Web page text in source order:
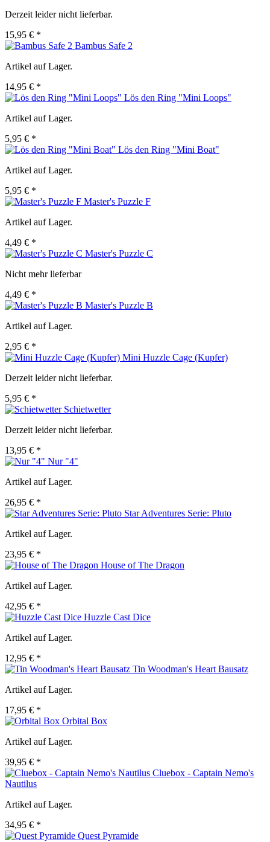
Derzeit leider nicht lieferbar.
15,95 € *
Bambus Safe 2
Artikel auf Lager.
14,95 € *
Lös den Ring "Mini Loops"
Artikel auf Lager.
5,95 € *
Lös den Ring "Mini Boat"
Artikel auf Lager.
5,95 € *
Master's Puzzle F
Artikel auf Lager.
4,49 € *
Master's Puzzle C
Nicht mehr lieferbar
4,49 € *
Master's Puzzle B
Artikel auf Lager.
2,95 € *
Mini Huzzle Cage (Kupfer)
Derzeit leider nicht lieferbar.
5,95 € *
Schietwetter
Derzeit leider nicht lieferbar.
13,95 € *
Nur "4"
Artikel auf Lager.
26,95 € *
Star Adventures Serie: Pluto
Artikel auf Lager.
23,95 € *
House of The Dragon
Artikel auf Lager.
42,95 € *
Huzzle Cast Dice
Artikel auf Lager.
12,95 € *
Tin Woodman's Heart Bausatz
Artikel auf Lager.
17,95 € *
Orbital Box
Artikel auf Lager.
39,95 € *
Cluebox - Captain Nemo's
Nautilus
Artikel auf Lager.
34,95 € *
Quest Pyramide